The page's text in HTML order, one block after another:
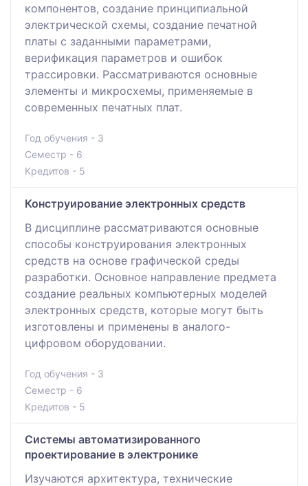
компонентов, создание принципиальной
электрической схемы, создание печатной
платы с заданными параметрами,
верификация параметров и ошибок
трассировки. Рассматриваются основные
элементы и микросхемы, применяемые в
современных печатных плат.
Год обучения - 3
Семестр - 6
Кредитов - 5
Конструирование электронных средств
В дисциплине рассматриваются основные
способы конструирования электронных
средств на основе графической среды
разработки. Основное направление предмета
создание реальных компьютерных моделей
электронных средств, которые могут быть
изготовлены и применены в аналого-
цифровом оборудовании.
Год обучения - 3
Семестр - 6
Кредитов - 5
Системы автоматизированного
проектирование в электронике
Изучаются архитектура, технические